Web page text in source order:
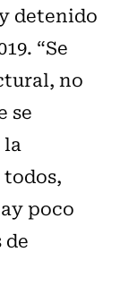
detenido
“Se
no
se
poco